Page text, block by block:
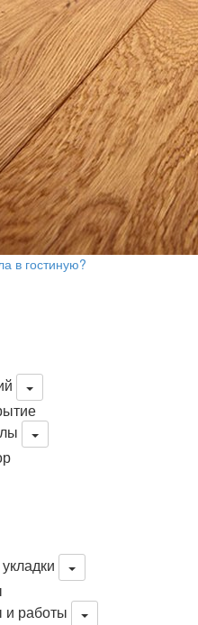
в гостиную?
работы